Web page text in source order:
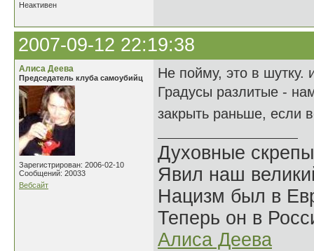
Неактивен
2007-09-12 22:19:38
Алиса Деева
Председатель клуба самоубийц
Зарегистрирован: 2006-02-10
Сообщений: 20033
Вебсайт
Не пойму, это в шутку.
Градусы разлитые -
закрыть раньше, если
Духовные
Явил наш
Нацизм был в
Теперь он в
Алиса Деева